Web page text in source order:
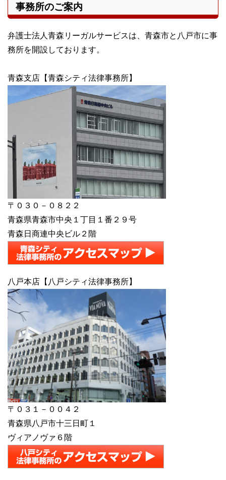
事務所のご案内
弁護士法人青森リーガルサービスは、青森市と八戸市に事
務所を開設しております。
青森支店【青森シティ法律事務所】
〒０３０－０８２２
青森県青森市中央１丁目１番２９号
青森日商連中央ビル２階
八戸本店【八戸シティ法律事務所】
〒０３１－００４２
青森県八戸市十三日町１
ヴィアノヴァ６階